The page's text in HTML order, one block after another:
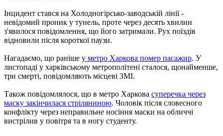
Інцидент стався на Холодногірсько-заводській лінії -
невідомий проник у тунель, проте через десять хвилин
з'явилося повідомлення, що його затримали. Рух поїздів
відновили після короткої паузи.
Нагадаємо, що раніше у метро Харкова помер пасажир. У
листопаді у харківському метрополітені сталося, щонайменше,
три смерті, повідомляють місцеві ЗМІ.
Також повідомлялося, що в метро Харкова суперечка через
маску закінчилася стріляниною. Чоловік після словесного
конфлікту через неправильне носіння маски на обличчі
вистрілив у повітря та в ногу студенту.